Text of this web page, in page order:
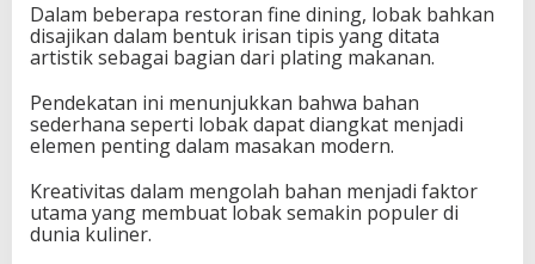
Dalam beberapa restoran fine dining, lobak bahkan
disajikan dalam bentuk irisan tipis yang ditata
artistik sebagai bagian dari plating makanan.
Pendekatan ini menunjukkan bahwa bahan
sederhana seperti lobak dapat diangkat menjadi
elemen penting dalam masakan modern.
Kreativitas dalam mengolah bahan menjadi faktor
utama yang membuat lobak semakin populer di
dunia kuliner.